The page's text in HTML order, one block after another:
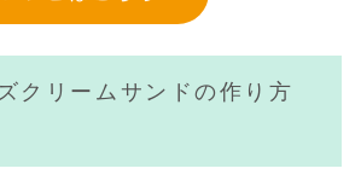
クリームサンドの作り方